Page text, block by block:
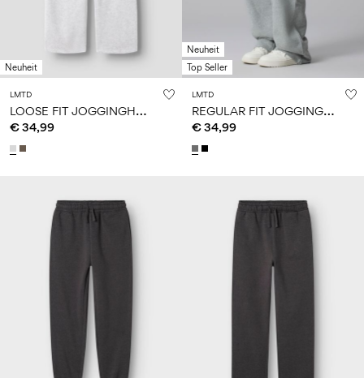
Neuheit
LMTD
L
OOSE FIT JOGGINGHOSE
€ 34,99
Neuheit
Top Seller
LMTD
R
EGULAR FIT JOGGINGHOSE
€ 34,99